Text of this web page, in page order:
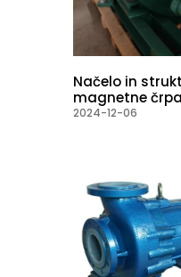
Načelo in
magnetne
2024-12-06